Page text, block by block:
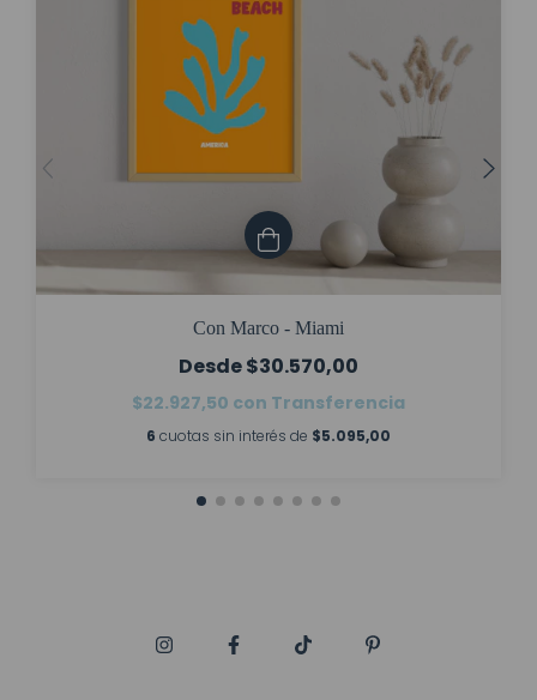
Con Marco - Miami
$30.570,00
$22.927,50 con Transferencia
6 cuotas sin interés de $5.095,00